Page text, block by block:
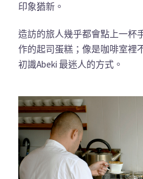
印象猶新。
造訪的旅人幾乎都會點上一杯
作的起司蛋糕；像是咖啡室裡
初識Abeki 最迷人的方式。